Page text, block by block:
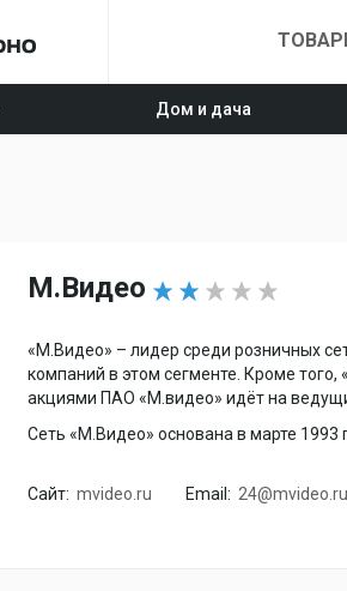
Дом и дача
М.Видео
«М.Видео» – лидер среди розничных
компаний в этом сегменте. Кроме
акциями ПАО «М.видео» идёт на
Сеть «М.Видео» основана в марте 1993
Сайт: mvideo.ru Email: 24@mvideo.ru